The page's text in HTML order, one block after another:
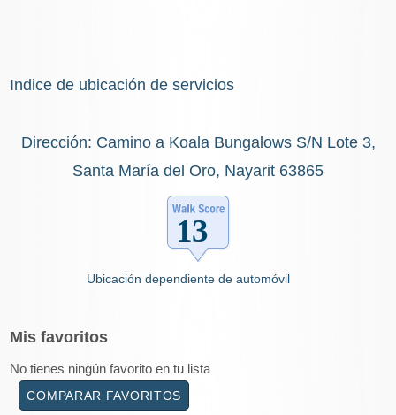
Indice de ubicación de servicios
Dirección: Camino a Koala Bungalows S/N Lote 3,
Santa María del Oro, Nayarit 63865
Ubicación dependiente de automóvil
Mis favoritos
No tienes ningún favorito en tu lista
COMPARAR FAVORITOS